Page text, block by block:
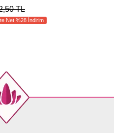
TL
Net %28 İndirim